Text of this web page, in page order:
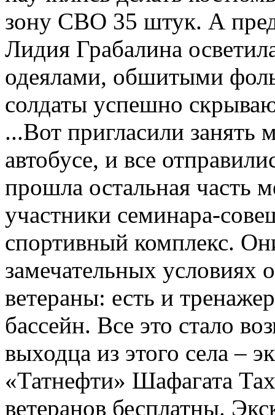
зону СВО 35 штук. А
Лидия Грабалина
одеялами, обшитыми
солдаты успешно
...Вот пригласили занять
автобусе, и все
прошла остальная часть
участники семинара-
спортивный комплекс.
замечательных условиях
ветераны: есть и
бассейн. Все это стало
выходца из этого села –
«Татнефти» Шафагата
ветеранов бесплатны.